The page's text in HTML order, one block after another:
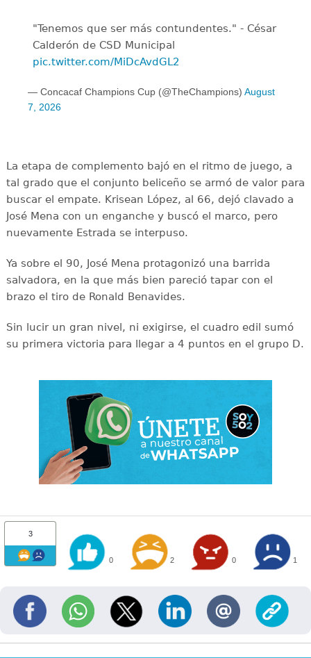
"Tenemos que ser más contundentes." - César
Calderón de CSD Municipal ️
pic.twitter.com/MiDcAvdGL2
— Concacaf Champions Cup (@TheChampions) August
7, 2026
La etapa de complemento bajó en el ritmo de juego, a
tal grado que el conjunto beliceño se armó de valor para
buscar el empate. Krisean López, al 66, dejó clavado a
José Mena con un enganche y buscó el marco, pero
nuevamente Estrada se interpuso.
Ya sobre el 90, José Mena protagonizó una barrida
salvadora, en la que más bien pareció tapar con el
brazo el tiro de Ronald Benavides.
Sin lucir un gran nivel, ni exigirse, el cuadro edil sumó
su primera victoria para llegar a 4 puntos en el grupo D.
3
0 2 0 1